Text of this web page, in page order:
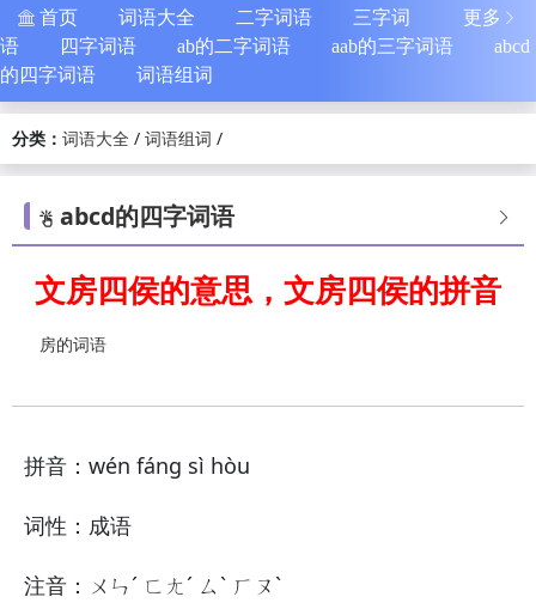
更多 
 首页 词语大全 二字词语
三字词
语
四字词语 ab的二字词语 aab的三字词语
abcd
的四字词语
词语组词
分类： 词语大全 / 词语组词 /

 abcd的四字词语
文房四侯的意思，文房四侯的拼音
房的词语
拼音：wén fáng sì hòu
词性：成语
注音：ㄨㄣˊ ㄈㄤˊ ㄙˋ ㄏㄡˋ